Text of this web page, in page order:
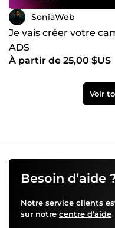
SoniaWeb
Je vais créer votre
ADS
À partir de 25,00 $US
Voir
Besoin d’aide
Notre service clients
sur notre centre d’aide